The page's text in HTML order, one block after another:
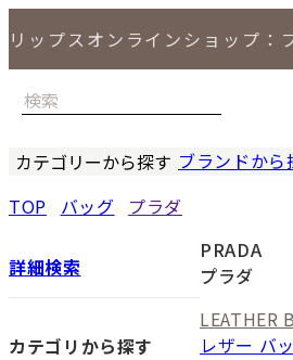
リップスオンラインショップ：
カテゴリーから探す ブランドから
TOP バッグ プラダ
詳細検索
カテゴリから探す
PRADA
プラダ
LEATHER
レザー バ